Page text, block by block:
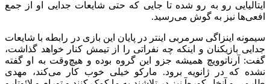
ایتالیایی رو به رو شده تا جایی که حتی شایعات جدایی او از جمع
افعی‌ها نیز به گوش می‌رسید.
سیمونه اینزاگی سرمربی اینتر در پایان این بازی در رابطه با شایعات
جدایی بازیکنان و اینکه چه نفراتی را از تیمش کنار خواهد گذاشت،
گفت: آرناتوویچ همیشه جزو این گروه بوده و هیچ‌وقت به او گفته
نشده که در ژانویه برود. مارکو خیلی خوب کار می‌کند، مهدی